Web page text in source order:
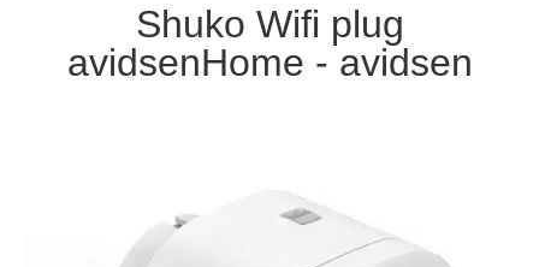
Shuko Wifi plug
avidsenHome - avidsen